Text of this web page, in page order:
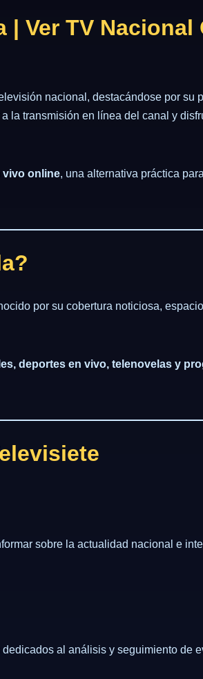
| Ver TV Nacional
nacional, destacándose por su
la transmisión en línea del canal y
vivo online, una alternativa práctica
por su cobertura noticiosa,
deportes en vivo, telenovelas y
sobre la actualidad nacional e
al análisis y seguimiento de